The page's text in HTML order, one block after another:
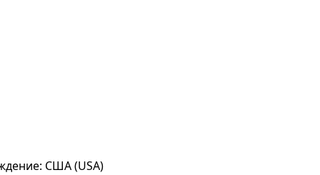
США (USA)